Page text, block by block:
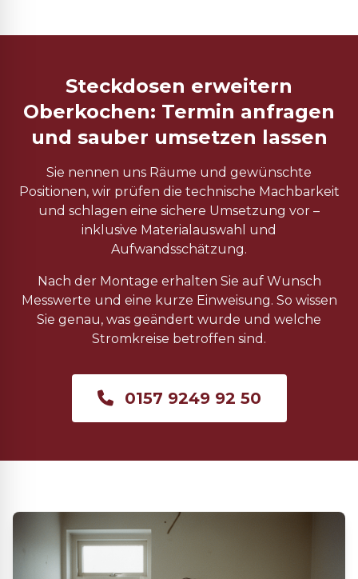
Steckdosen erweitern
Oberkochen: Termin anfragen
und sauber umsetzen lassen
Sie nennen uns Räume und gewünschte
Positionen, wir prüfen die technische Machbarkeit
und schlagen eine sichere Umsetzung vor –
inklusive Materialauswahl und
Aufwandsschätzung.
Nach der Montage erhalten Sie auf Wunsch
Messwerte und eine kurze Einweisung. So wissen
Sie genau, was geändert wurde und welche
Stromkreise betroffen sind.
0157 9249 92 50